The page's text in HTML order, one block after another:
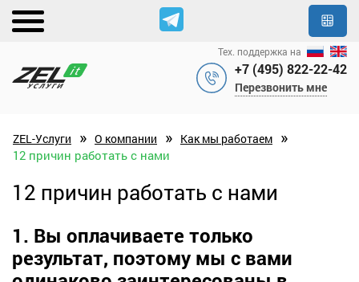
+7 (495) 822-22-42
Перезвонить мне
Тех. поддержка на
ZEL-Услуги » О компании » Как мы работаем »
12 причин работать с нами
12 причин работать с нами
1. Вы оплачиваете только
результат, поэтому мы с вами